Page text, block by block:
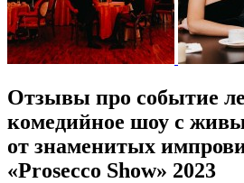
Отзывы про событие
комедийное шоу с
от знаменитых
«Prosecco Show» 2023